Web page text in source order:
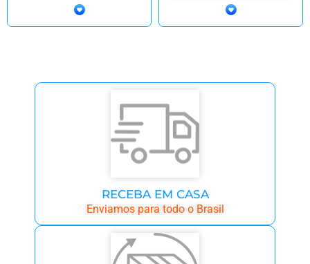
RECEBA EM CASA
Enviamos para todo o Brasil